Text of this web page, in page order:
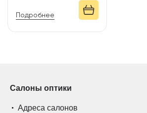
Подробнее
Салоны оптики
Адреса салонов